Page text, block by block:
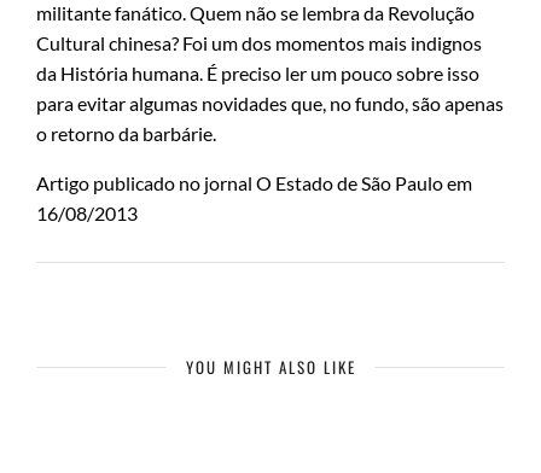
militante fanático. Quem não se lembra da Revolução
Cultural chinesa? Foi um dos momentos mais indignos
da História humana. É preciso ler um pouco sobre isso
para evitar algumas novidades que, no fundo, são apenas
o retorno da barbárie.
Artigo publicado no jornal O Estado de São Paulo em
16/08/2013
YOU MIGHT ALSO LIKE